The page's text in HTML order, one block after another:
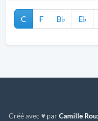
C F B♭ E♭
Créé avec ♥ parCamille